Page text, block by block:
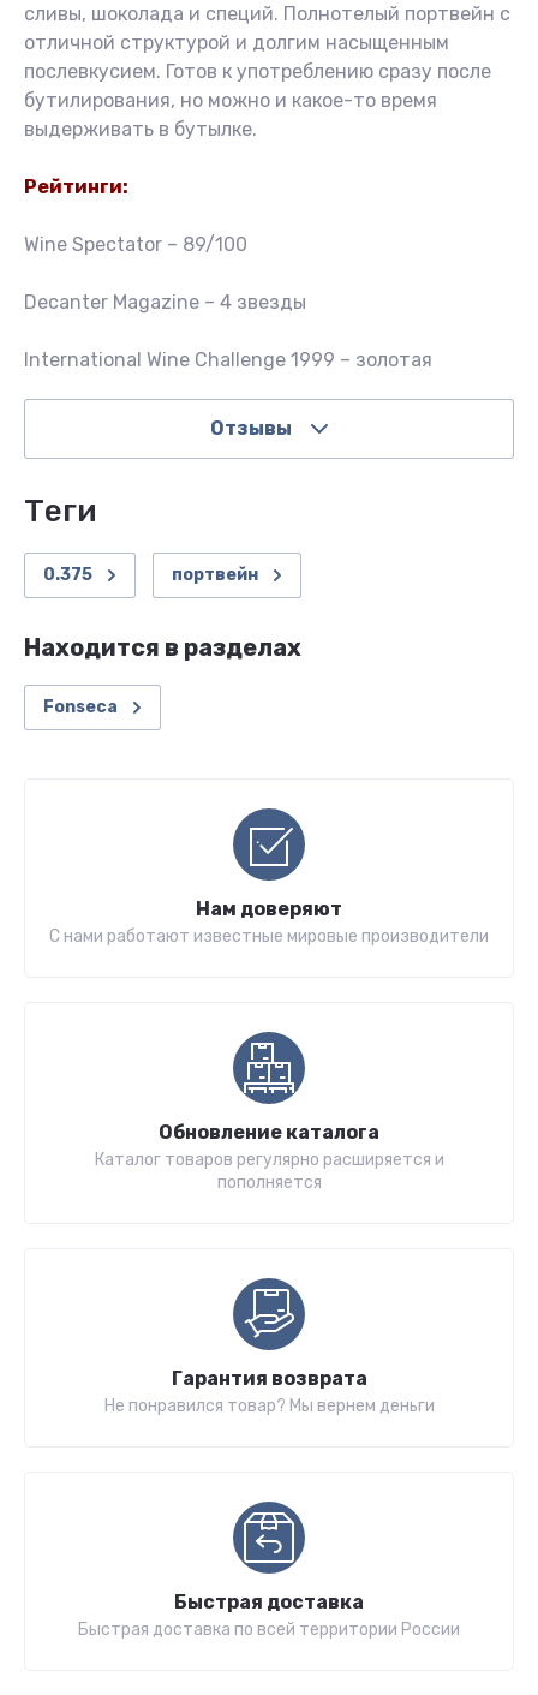
сливы, шоколада и специй. Полнотелый портвейн с
отличной структурой и долгим насыщенным
послевкусием. Готов к употреблению сразу после
бутилирования, но можно и какое-то время
выдерживать в бутылке.
Рейтинги:
Wine Spectator – 89/100
Decanter Magazine – 4 звезды
International Wine Challenge 1999 – золотая
Отзывы
теги
0.375 портвейн
Находится в разделах
Fonseca
Нам доверяют
С нами работают известные мировые производители
Обновление каталога
Каталог товаров регулярно расширяется и
пополняется
Гарантия возврата
Не понравился товар? Мы вернем деньги
Быстрая доставка
Быстрая доставка по всей территории России